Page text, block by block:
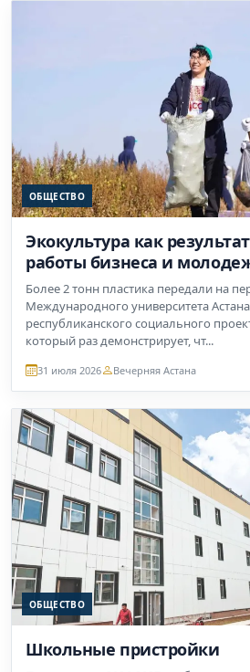
ОБЩЕСТВО
Экокультура как
работы бизнеса и
Более 2 тонн пластика передали на
Международного университета
республиканского социального
который раз демонстрирует, чт...
31 июля 2026 Вечерняя Астана
ОБЩЕСТВО
Школьные пристройки